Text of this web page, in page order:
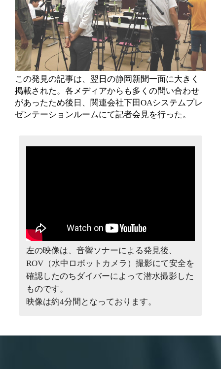
この発見の記事は、翌日の静岡新聞一面に大きく
掲載された。各メディアからも多くの問い合わせ
があったため後日、関連会社下田OAシステムプレ
ゼンテーションルームにて記者会見を行った。
左の映像は、音響ソナーによる発見後、
ROV（水中ロボットカメラ）撮影にて安全を
確認したのちダイバーによって潜水撮影した
ものです。
映像は約4分間となっております。